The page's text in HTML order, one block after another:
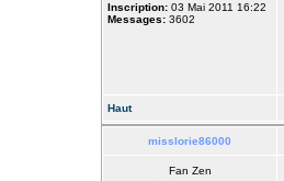
Inscription: 03 Mai 2011 16:22
Messages: 3602
Haut
misslorie86000
Fan Zen